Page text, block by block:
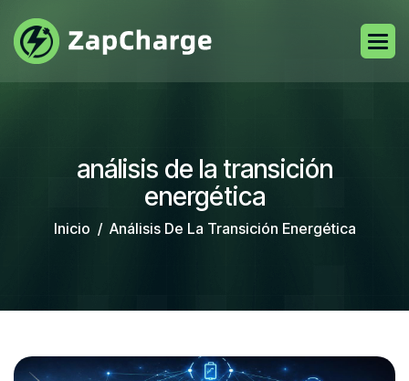
análisis de la transición
energética
Inicio Análisis De La Transición Energética